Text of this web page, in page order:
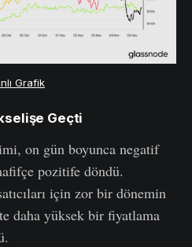
Grafik
Geçti
on gün boyunca negatif
pozitife döndü.
için zor bir dönemin
daha yüksek bir fiyatlama